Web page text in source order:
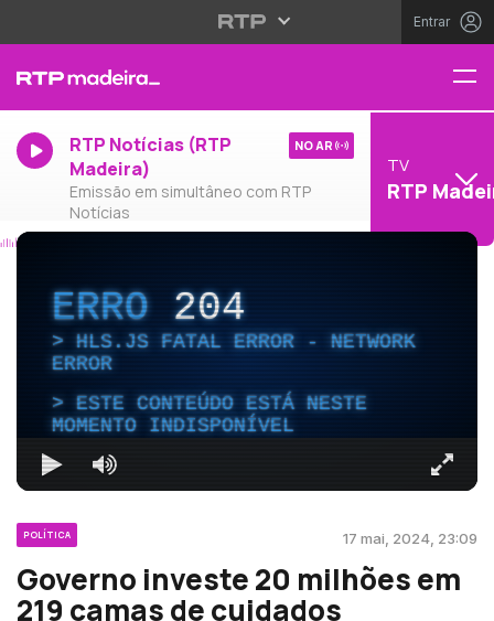
Entrar
RTP Notícias (RTP
Madeira)
Emissão em simultâneo com RTP
Notícias
NO AR
TV
RTP
ERRO204
HLS.JS FATAL ERROR - NETWORK
ERROR
ESTE CONTEÚDO ESTÁ NESTE
MOMENTO INDISPONÍVEL
POLÍTICA 17 mai, 2024, 23:09
Governo investe 20 milhões em
219 camas de cuidados